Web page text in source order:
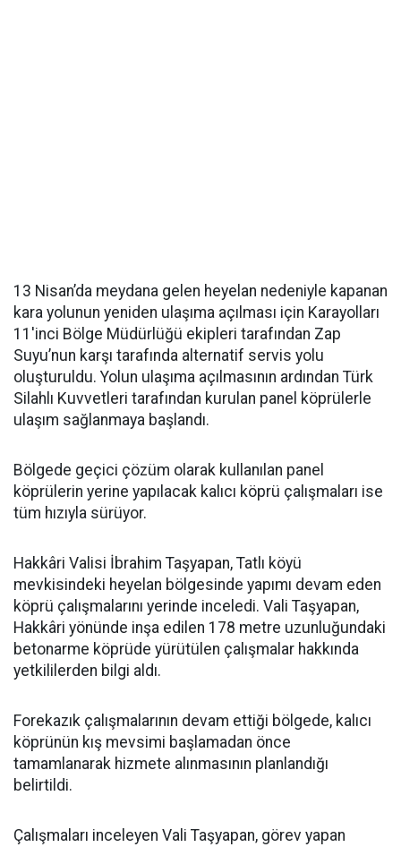
13 Nisan’da meydana gelen heyelan nedeniyle kapanan
kara yolunun yeniden ulaşıma açılması için Karayolları
11'inci Bölge Müdürlüğü ekipleri tarafından Zap
Suyu’nun karşı tarafında alternatif servis yolu
oluşturuldu. Yolun ulaşıma açılmasının ardından Türk
Silahlı Kuvvetleri tarafından kurulan panel köprülerle
ulaşım sağlanmaya başlandı.
Bölgede geçici çözüm olarak kullanılan panel
köprülerin yerine yapılacak kalıcı köprü çalışmaları ise
tüm hızıyla sürüyor.
Hakkâri Valisi İbrahim Taşyapan, Tatlı köyü
mevkisindeki heyelan bölgesinde yapımı devam eden
köprü çalışmalarını yerinde inceledi. Vali Taşyapan,
Hakkâri yönünde inşa edilen 178 metre uzunluğundaki
betonarme köprüde yürütülen çalışmalar hakkında
yetkililerden bilgi aldı.
Forekazık çalışmalarının devam ettiği bölgede, kalıcı
köprünün kış mevsimi başlamadan önce
tamamlanarak hizmete alınmasının planlandığı
belirtildi.
Çalışmaları inceleyen Vali Taşyapan, görev yapan